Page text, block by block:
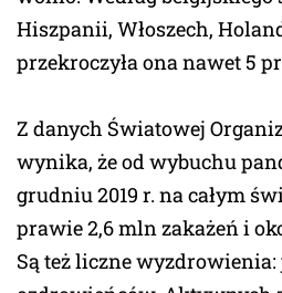
Hiszpanii, Włoszech,
przekroczyła ona nawet 5
Z danych Światowej
wynika, że od wybuchu
grudniu 2019 r. na całym
prawie 2,6 mln zakażeń i
Są też liczne wyzdrowienia: